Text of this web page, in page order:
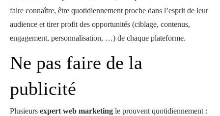
faire connaître, être quotidiennement proche dans l’esprit de leur
audience et tirer profit des opportunités (ciblage, contenus,
engagement, personnalisation, …) de chaque plateforme.
Ne pas faire de la
publicité
Plusieurs expert web marketing le prouvent quotidiennement :